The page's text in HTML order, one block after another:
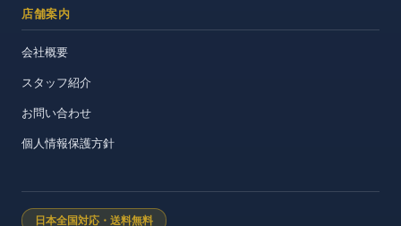
店舗案内
会社概要
スタッフ紹介
お問い合わせ
個人情報保護方針
日本全国対応・送料無料